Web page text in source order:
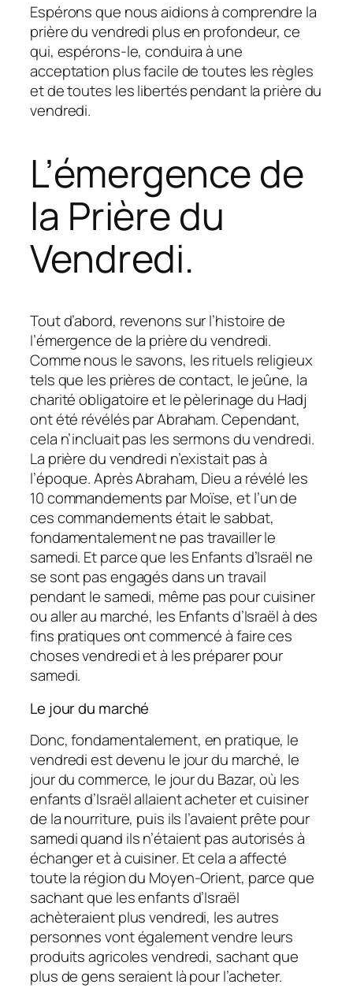
Espérons que nous aidions à comprendre la
prière du vendredi plus en profondeur, ce
qui, espérons-le, conduira à une
acceptation plus facile de toutes les règles
et de toutes les libertés pendant la prière du
vendredi.
L’émergence de
la Prière du
Vendredi.
Tout d’abord, revenons sur l’histoire de
l’émergence de la prière du vendredi.
Comme nous le savons, les rituels religieux
tels que les prières de contact, le jeûne, la
charité obligatoire et le pèlerinage du Hadj
ont été révélés par Abraham. Cependant,
cela n’incluait pas les sermons du vendredi.
La prière du vendredi n’existait pas à
l’époque. Après Abraham, Dieu a révélé les
10 commandements par Moïse, et l’un de
ces commandements était le sabbat,
fondamentalement ne pas travailler le
samedi. Et parce que les Enfants d’Israël ne
se sont pas engagés dans un travail
pendant le samedi, même pas pour cuisiner
ou aller au marché, les Enfants d’Israël à des
fins pratiques ont commencé à faire ces
choses vendredi et à les préparer pour
samedi.
Le jour du marché
Donc, fondamentalement, en pratique, le
vendredi est devenu le jour du marché, le
jour du commerce, le jour du Bazar, où les
enfants d’Israël allaient acheter et cuisiner
de la nourriture, puis ils l’avaient prête pour
samedi quand ils n’étaient pas autorisés à
échanger et à cuisiner. Et cela a affecté
toute la région du Moyen-Orient, parce que
sachant que les enfants d’Israël
achèteraient plus vendredi, les autres
personnes vont également vendre leurs
produits agricoles vendredi, sachant que
plus de gens seraient là pour l’acheter.